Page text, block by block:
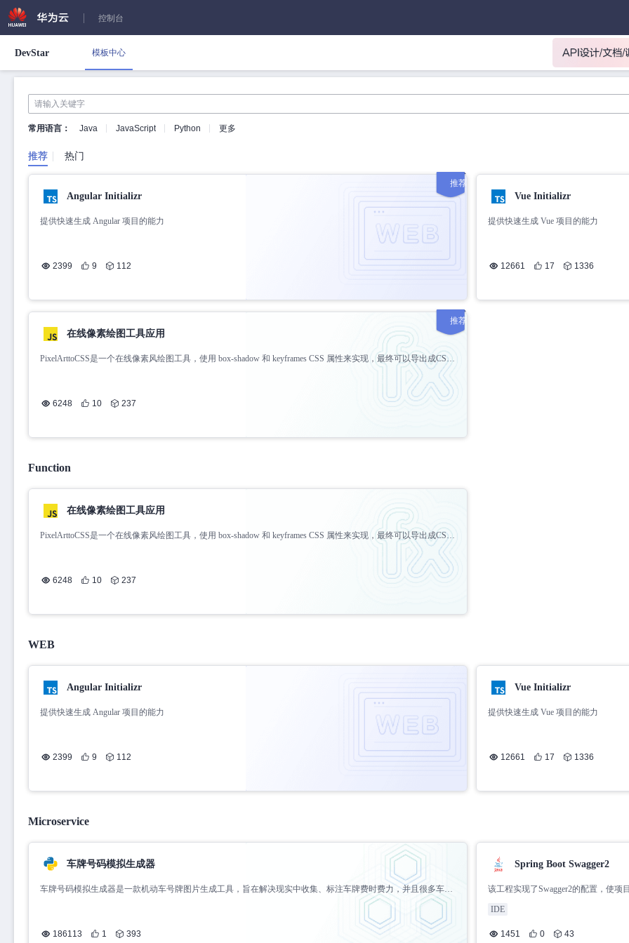
控制台
DevStar 模板中心
常用语言： Java JavaScript Python 更多
推荐 热门
推荐
Angular Initializr
提供快速生成 Angular 项目的能力
2399 9 112
Vue Initializr
提供快速生成 Vue 项目的能力
12661 17 1336
推荐
在线像素绘图工具应用
PixelArttoCSS是一个在线像素风绘图工具，使用 box-shadow 和 keyframes CSS 属性来实现，最终可以导出成CSS
6248 10 237
Function
在线像素绘图工具应用
PixelArttoCSS是一个在线像素风绘图工具，使用 box-shadow 和 keyframes CSS 属性来实现，最终可以导出成CSS
6248 10 237
WEB
Angular Initializr
提供快速生成 Angular 项目的能力
2399 9 112
Vue Initializr
提供快速生成 Vue 项目的能力
12661 17 1336
Microservice
车牌号码模拟生成器
车牌号码模拟生成器是一款机动车号牌图片生成工具，旨在解决现实中收集、标注车牌费时费力，并且很多车牌
186113 1 393
Spring Boot Swagger2
该工程实现了Swagger2的配置，使
在线接口测试，不依赖第三方工具。
IDE
1451 0 43